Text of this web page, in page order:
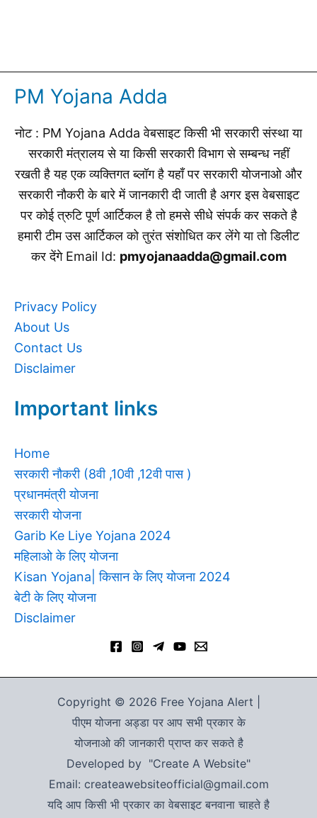
PM Yojana Adda
नोट : PM Yojana Adda वेबसाइट किसी भी सरकारी संस्था या
सरकारी मंत्रालय से या किसी सरकारी विभाग से सम्बन्ध नहीं
रखती है यह एक व्यक्तिगत ब्लॉग है यहाँ पर सरकारी योजनाओ और
सरकारी नौकरी के बारे में जानकारी दी जाती है अगर इस वेबसाइट
पर कोई त्रुटि पूर्ण आर्टिकल है तो हमसे सीधे संपर्क कर सकते है
हमारी टीम उस आर्टिकल को तुरंत संशोधित कर लेंगे या तो डिलीट
कर देंगे Email Id: pmyojanaadda@gmail.com
Privacy Policy
About Us
Contact Us
Disclaimer
Important links
Home
सरकारी नौकरी (8वी ,10वी ,12वी पास )
प्रधानमंत्री योजना
सरकारी योजना
Garib Ke Liye Yojana 2024
महिलाओ के लिए योजना
Kisan Yojana| किसान के लिए योजना 2024
बेटी के लिए योजना
Disclaimer
Copyright © 2026 Free Yojana Alert |
पीएम योजना अड्डा पर आप सभी प्रकार के
योजनाओ की जानकारी प्राप्त कर सकते है
Developed by "Create A Website"
Email: createawebsiteofficial@gmail.com
यदि आप किसी भी प्रकार का वेबसाइट बनवाना चाहते है